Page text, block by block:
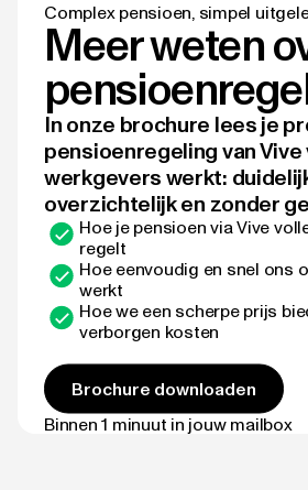
Complex pensioen, simpel
Meer weten
In onze brochure lees je
pensioenregeling van Vive
werkgevers werkt:
overzichtelijk en zonder
Hoe je pensioen via Vive
regelt
Hoe eenvoudig en snel ons
werkt
Hoe we een scherpe prijs
verborgen kosten
Brochure downloaden
Binnen 1 minuut in jouw mailbox